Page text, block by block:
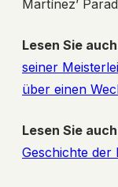
Martínez’
Lesen Sie
seiner
über einen
Lesen Sie
Geschichte der